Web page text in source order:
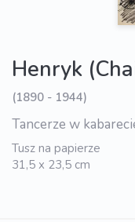
Henryk
(1890 - 1944)
Tancerze w
Tusz na papierze
31,5 x 23,5 cm